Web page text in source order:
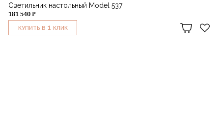
Светильник настольный Model 537
181 540 ₽
КУПИТЬ В 1 КЛИК